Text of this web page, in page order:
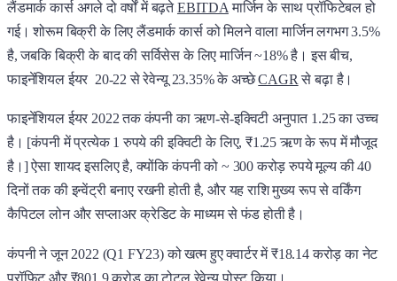
लैंडमार्क कार्स अगले दो वर्षों में बढ़तेEBITDA मार्जिन के साथ प्रॉफिटेबल हो
गई। शोरूम बिक्री के लिए लैंडमार्क कार्स को मिलने वाला मार्जिन लगभग 3.5%
है, जबकि बिक्री के बाद की सर्विसेस के लिए मार्जिन ~18% है। इस बीच,
फाइनेंशियल ईयर 20-22 से रेवेन्यू 23.35% के अच्छेCAGR से बढ़ा है।
फाइनेंशियल ईयर 2022 तक कंपनी का ऋण-से-इक्विटी अनुपात 1.25 का उच्च
है। [कंपनी में प्रत्येक 1 रुपये की इक्विटी के लिए, ₹1.25 ऋण के रूप में मौजूद
है।] ऐसा शायद इसलिए है, क्योंकि कंपनी को ~ 300 करोड़ रुपये मूल्य की 40
दिनों तक की इन्वेंट्री बनाए रखनी होती है, और यह राशि मुख्य रूप से वर्किंग
कैपिटल लोन और सप्लाअर क्रेडिट के माध्यम से फंड होती है।
कंपनी ने जून 2022 (Q1 FY23) को खत्म हुए क्वार्टर में ₹18.14 करोड़ का नेट
प्रॉफिट और ₹801.9 करोड़ का टोटल रेवेन्यू पोस्ट किया।